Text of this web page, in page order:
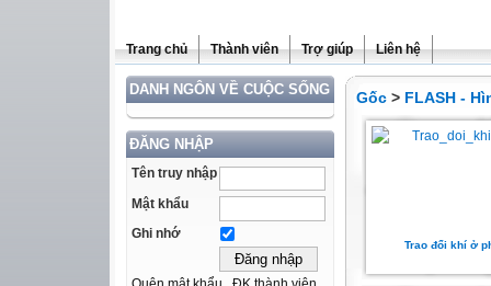
Trang chủ Thành viên Trợ giúp Liên hệ
DANH NGÔN VỀ CUỘC SỐNG
ĐĂNG NHẬP
Tên truy nhập
Mật khẩu
Ghi nhớ
Gốc > FLASH -
Trao đổi khí ở